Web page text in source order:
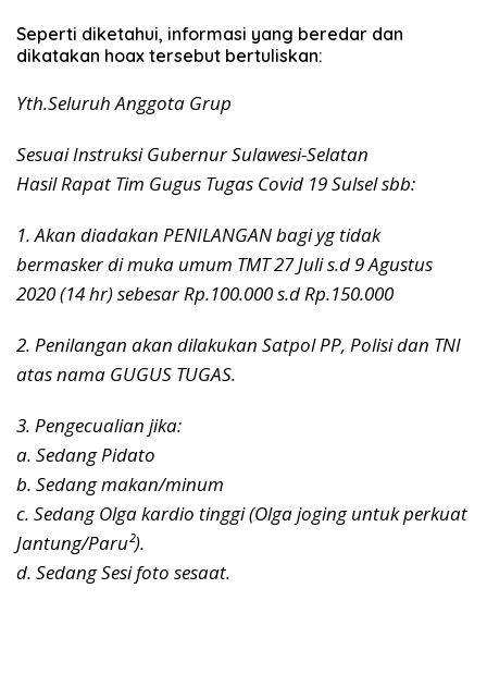
Seperti diketahui, informasi yang beredar dan
dikatakan hoax tersebut bertuliskan:
Yth.Seluruh Anggota Grup
Sesuai Instruksi Gubernur Sulawesi-Selatan
Hasil Rapat Tim Gugus Tugas Covid 19 Sulsel sbb:
1. Akan diadakan PENILANGAN bagi yg tidak
bermasker di muka umum TMT 27 Juli s.d 9 Agustus
2020 (14 hr) sebesar Rp.100.000 s.d Rp.150.000
2. Penilangan akan dilakukan Satpol PP, Polisi dan TNI
atas nama GUGUS TUGAS.
3. Pengecualian jika:
a. Sedang Pidato
b. Sedang makan/minum
c. Sedang Olga kardio tinggi (Olga joging untuk perkuat
Jantung/Paru²).
d. Sedang Sesi foto sesaat.